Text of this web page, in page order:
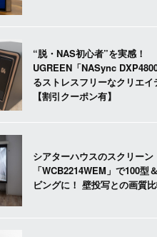
“脱・NAS初心者”を実感！
UGREEN「NASync
るストレスフリーなクリエイ
【割引クーポン有】
シアターハウスのスクリーン
「WCB2214WEM」で100型
ビングに！ 壁投写との画質